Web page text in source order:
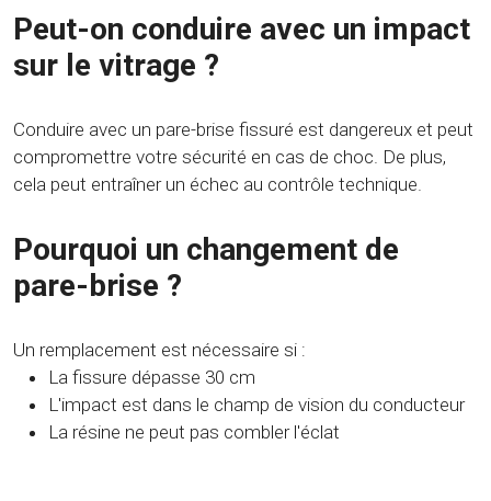
Peut-on conduire avec un impact
sur le vitrage ?
Conduire avec un pare-brise fissuré est dangereux et peut
compromettre votre sécurité en cas de choc. De plus,
cela peut entraîner un échec au contrôle technique.
Pourquoi un changement de
pare-brise ?
Un remplacement est nécessaire si :
La fissure dépasse 30 cm
L'impact est dans le champ de vision du conducteur
La résine ne peut pas combler l'éclat